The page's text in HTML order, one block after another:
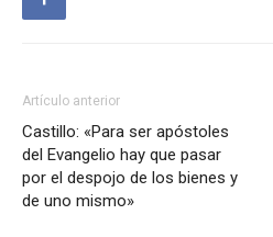
Artículo anterior
Castillo: «Para ser apóstoles
del Evangelio hay que pasar
por el despojo de los bienes y
de uno mismo»